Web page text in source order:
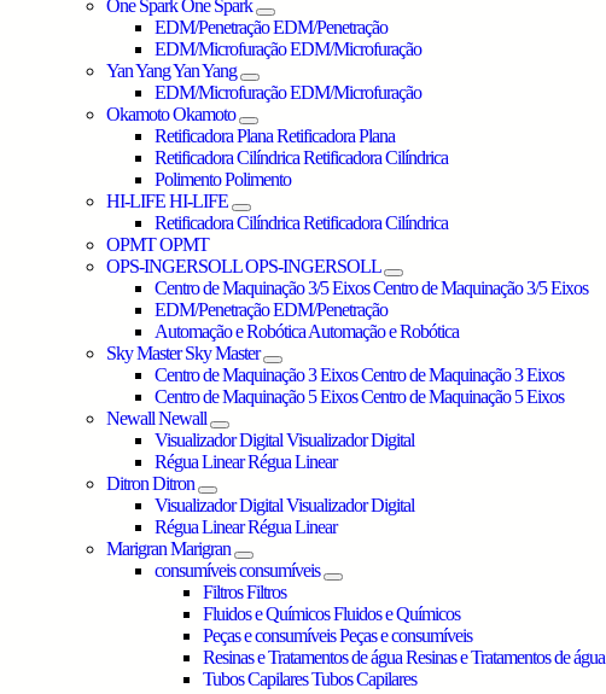
One SparkOne Spark
EDM/PenetraçãoEDM/Penetração
EDM/MicrofuraçãoEDM/Microfuração
Yan YangYan Yang
EDM/MicrofuraçãoEDM/Microfuração
OkamotoOkamoto
Retificadora PlanaRetificadora Plana
Retificadora CilíndricaRetificadora Cilíndrica
PolimentoPolimento
HI-LIFEHI-LIFE
Retificadora CilíndricaRetificadora Cilíndrica
OPMTOPMT
OPS-INGERSOLL OPS-INGERSOLL
Centro de Maquinação 3/5 EixosCentro de Maquinação 3/5 Eixos
EDM/PenetraçãoEDM/Penetração
Automação e RobóticaAutomação e Robótica
Sky Master Sky Master
Centro de Maquinação 3 EixosCentro de Maquinação 3 Eixos
Centro de Maquinação 5 EixosCentro de Maquinação 5 Eixos
NewallNewall
Visualizador DigitalVisualizador Digital
Régua LinearRégua Linear
DitronDitron
Visualizador DigitalVisualizador Digital
Régua LinearRégua Linear
MarigranMarigran
consumíveisconsumíveis
FiltrosFiltros
Fluidos e QuímicosFluidos e Químicos
Peças e consumíveisPeças e consumíveis
Resinas e Tratamentos de águaResinas e Tratamentos de água
Tubos CapilaresTubos Capilares